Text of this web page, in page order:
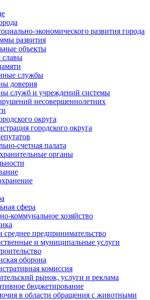
экономического развития города
развития
объекты
славы
службы
доверия
служб и учреждений системы
несовершеннолетних
округа
городcкого округа
счетная палата
органы
сфера
коммунальное хозяйство
среднее предпринимательство
и муниципальные услуги
оборона
комиссия
рынок, услуги и реклама
бюджетирование
в области обращения с животными